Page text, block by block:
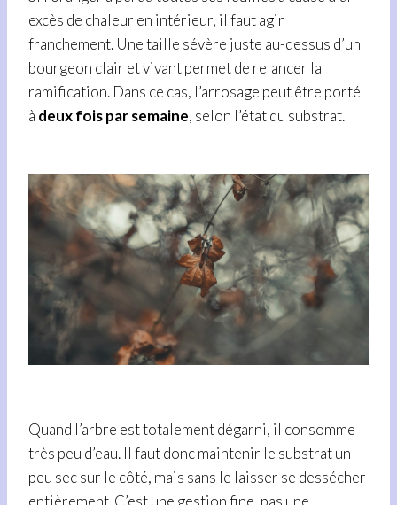
excès de chaleur en intérieur, il faut agir
franchement. Une taille sévère juste au-dessus d’un
bourgeon clair et vivant permet de relancer la
ramification. Dans ce cas, l’arrosage peut être porté
à deux fois par semaine, selon l’état du substrat.
Quand l’arbre est totalement dégarni, il consomme
très peu d’eau. Il faut donc maintenir le substrat un
peu sec sur le côté, mais sans le laisser se dessécher
entièrement. C’est une gestion fine, pas une